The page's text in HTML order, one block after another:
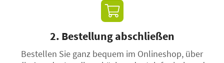
2. Bestellung abschließen
Bestellen Sie ganz bequem im Onlineshop, über